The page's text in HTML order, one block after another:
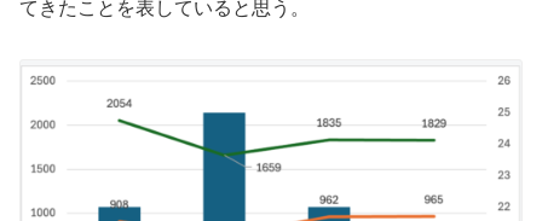
てきたことを表していると思う。